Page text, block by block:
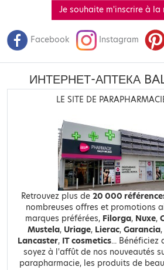
Je souhaite m'inscrire à la
Facebook Instagram
ИНТЕРНЕТ-АПТЕКА
LE SITE DE
Retrouvez plus de 20 000
nombreuses offres et promotions
marques préférées, Filorga, Nuxe,
Mustela, Uriage, Lierac, Garancia,
Lancaster, IT cosmetics...
soyez à l'affût de nos nouveautés
parapharmacie, les produits de